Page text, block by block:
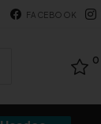
FACEBOOK
0